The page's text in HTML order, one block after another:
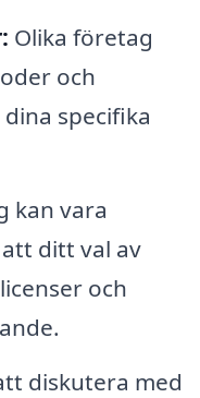
Olika företag
och
specifika
kan vara
ditt val av
och
diskutera med